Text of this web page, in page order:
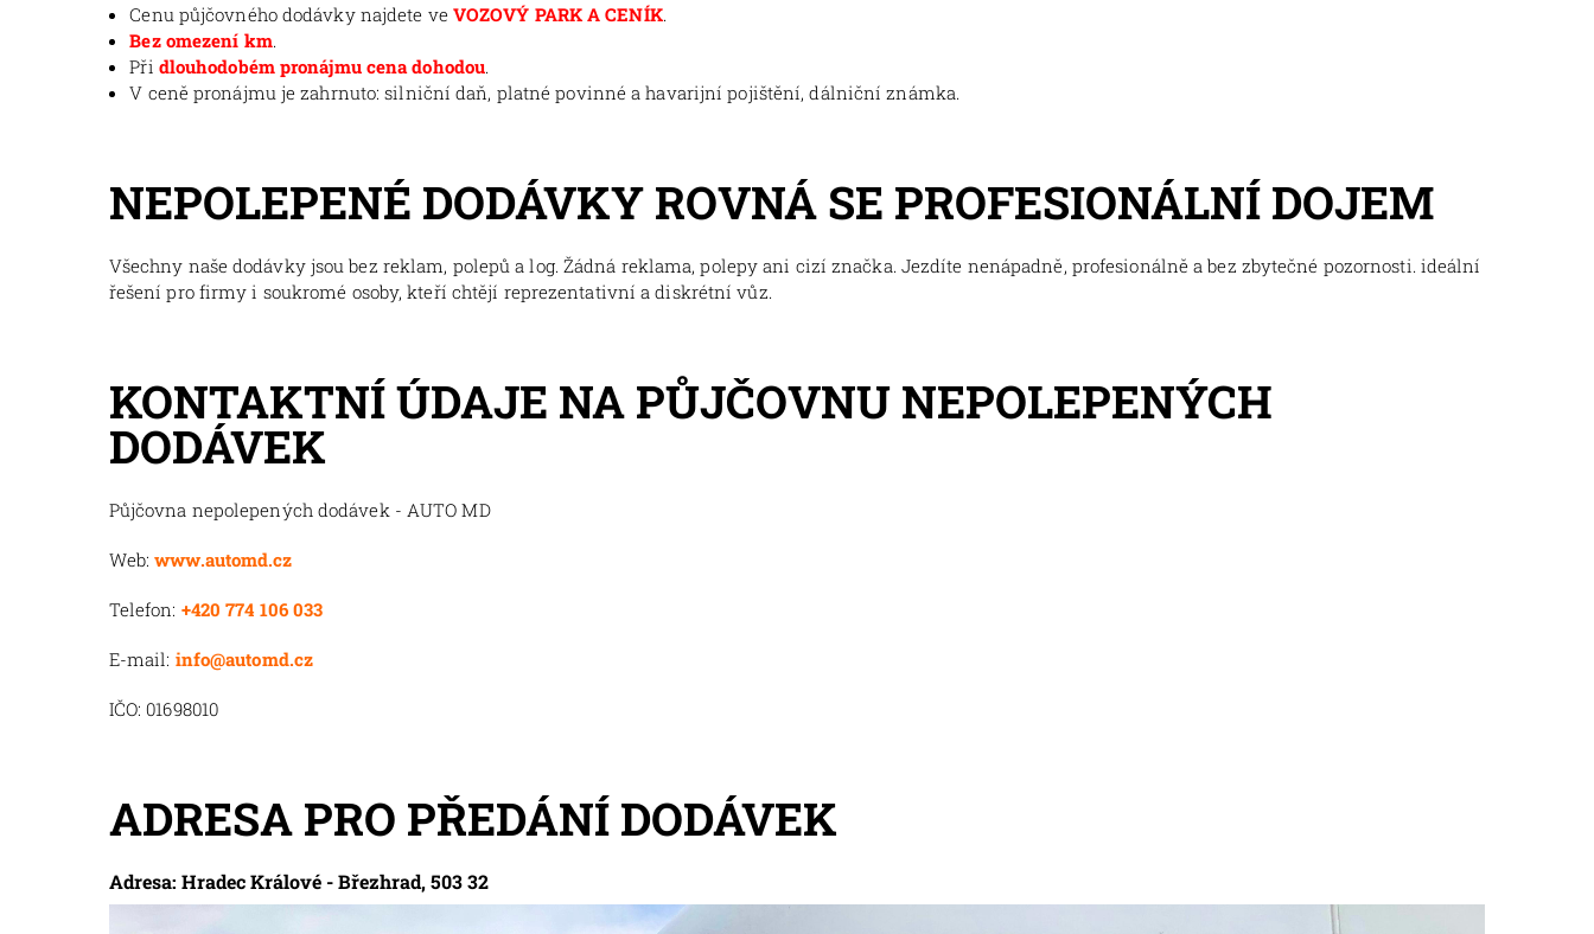
Cenu půjčovného dodávky najdete ve VOZOVÝ PARK A CENÍK.
Bez omezení km.
Při dlouhodobém pronájmu cena dohodou.
V ceně pronájmu je zahrnuto: silniční daň, platné povinné a havarijní pojištění, dálniční známka.
NEPOLEPENÉ DODÁVKY ROVNÁ SE PROFESIONÁLNÍ DOJEM
Všechny naše dodávky jsou bez reklam, polepů a log. Žádná reklama, polepy ani cizí značka. Jezdíte nenápadně, profesionálně a bez zbytečné pozornosti. ideální
řešení pro firmy i soukromé osoby, kteří chtějí reprezentativní a diskrétní vůz.
KONTAKTNÍ ÚDAJE NA PŮJČOVNU NEPOLEPENÝCH
DODÁVEK
Půjčovna nepolepených dodávek - AUTO MD
Web:www.automd.cz
Telefon: +420 774 106 033
E-mail: info@automd.cz
IČO: 01698010
ADRESA PRO PŘEDÁNÍ DODÁVEK
Adresa: Hradec Králové - Březhrad, 503 32